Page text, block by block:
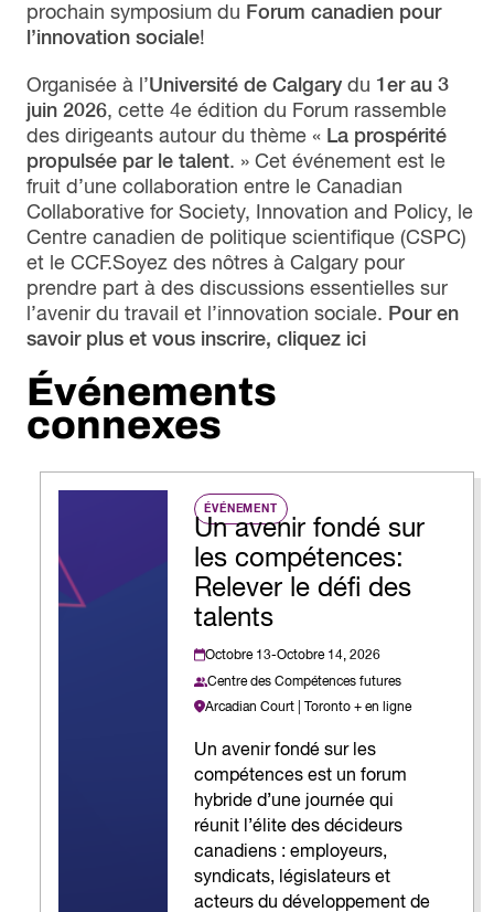
prochain symposium du Forum canadien pour
l’innovation sociale!
Organisée à l’Université de Calgary du 1er au 3
juin 2026, cette 4e édition du Forum rassemble
des dirigeants autour du thème « La prospérité
propulsée par le talent. » Cet événement est le
fruit d’une collaboration entre le Canadian
Collaborative for Society, Innovation and Policy, le
Centre canadien de politique scientifique (CSPC)
et le CCF.Soyez des nôtres à Calgary pour
prendre part à des discussions essentielles sur
l’avenir du travail et l’innovation sociale. Pour en
savoir plus et vous inscrire, cliquez ici
Événements
connexes
ÉVÉNEMENT
Un avenir fondé sur
les compétences:
Relever le défi des
talents
Octobre 13-Octobre 14, 2026
Centre des Compétences futures
Arcadian Court | Toronto + en ligne
Un avenir fondé sur les
compétences est un forum
hybride d’une journée qui
réunit l’élite des décideurs
canadiens : employeurs,
syndicats, législateurs et
acteurs du développement de